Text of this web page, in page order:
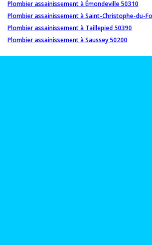
Plombier assainissement à Émondeville 50310
Plombier assainissement à Saint-Christophe-du-
Plombier assainissement à Taillepied 50390
Plombier assainissement à Saussey 50200